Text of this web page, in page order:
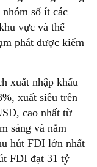
số ít các
vực và thế
phát được kiểm
xuất nhập khẩu
xuất siêu trên
cao nhất từ
sáng và nằm
hút FDI lớn nhất
FDI đạt 31 tỷ